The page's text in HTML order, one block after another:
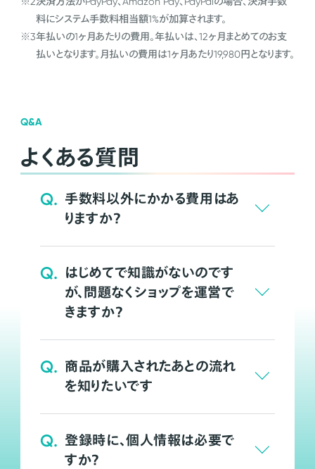
料にシステム手数料相当額1%が加算されます。
※3年払いの1ヶ月あたりの費用。年払いは、12ヶ月まとめてのお支
払いとなります。月払いの費用は1ヶ月あたり19,980円となります。
Q&A
よくある質問
Q. 手数料以外にかかる費用はあ
りますか？
Q. はじめてで知識がないのです
が、問題なくショップを運営で
きますか？
Q. 商品が購入されたあとの流れ
を知りたいです
Q. 登録時に、個人情報は必要で
すか？